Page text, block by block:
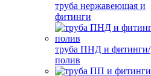
труба нержавеющая и
фитинги
труба ПНД и фитинги/
полив